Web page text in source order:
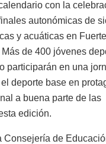
con la
autonómicas de
y acuáticas en
Más de 400 jóvenes
participarán en una
deporte base en
a buena parte de las
edición.
Consejería de